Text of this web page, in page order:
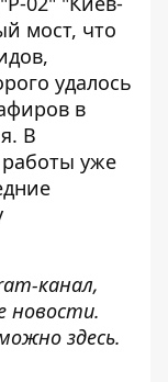
мост, что
удалось
в
В
уже
канал,
новости.
здесь.